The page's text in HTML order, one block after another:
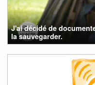
J'ai décidé de
la sauvegarder.